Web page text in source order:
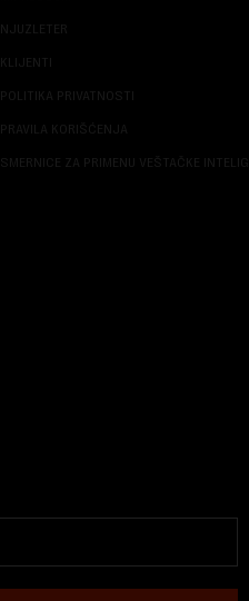
NJUZLETER
KLIJENTI
POLITIKA PRIVATNOSTI
PRAVILA KORIŠĆENJA
SMERNICE ZA PRIMENU VEŠTAČKE